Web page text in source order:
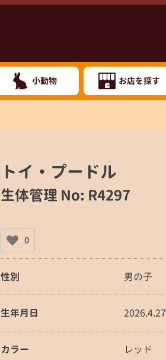
小動物 お店を探す
トイ・プードル
生体管理 No: R4297
0
性別 男の子
生年月日 2026.4.27
カラー レッド